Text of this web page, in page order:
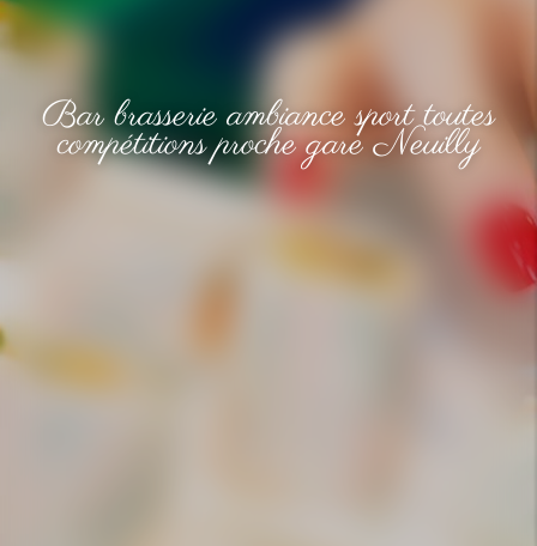
Bar brasserie ambiance sport toutes
compétitions proche gare Neuilly